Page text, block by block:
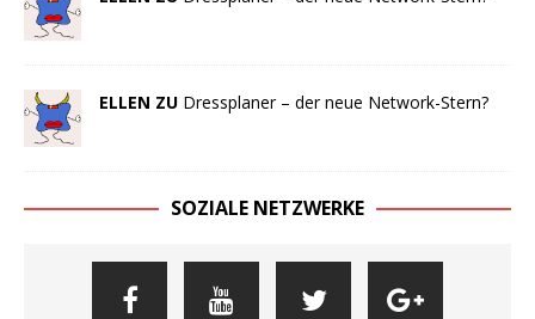
ELLEN ZU Dressplaner – der neue Network-Stern?
SOZIALE NETZWERKE